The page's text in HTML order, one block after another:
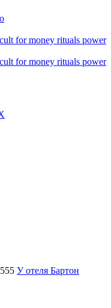
for money rituals power
for money rituals power
У отеля Бартон